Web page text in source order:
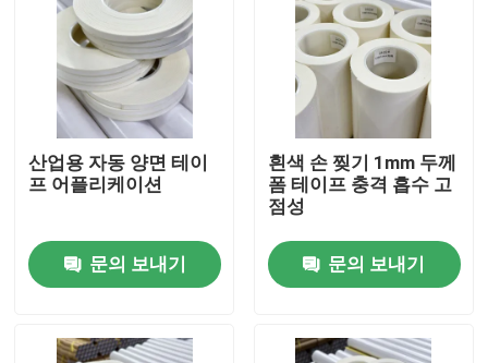
홈
제품 소개
산업용 자동 양면 테이
프 어플리케이션
문의 보내기
흰색 손 찢기 1mm 두께
폼 테이프 충격 흡수 고
점성
문의 보내기